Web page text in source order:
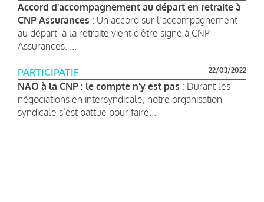
Accord d'accompagnement au départ en retraite à
CNP Assurances : Un accord sur l’accompagnement
au départ à la retraite vient d'être signé à CNP
Assurances. ...
PARTICIPATIF 22/03/2022
NAO à la CNP : le compte n'y est pas : Durant les
négociations en intersyndicale, notre organisation
syndicale s’est battue pour faire...